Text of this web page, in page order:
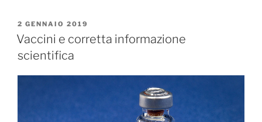
PUBBLICATO
IL
2 GENNAIO 2019
Vaccini e corretta informazione
scientifica